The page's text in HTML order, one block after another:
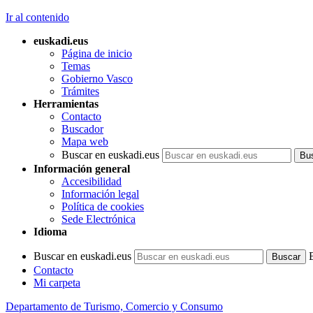
Ir al contenido
euskadi.eus
Página de inicio
Temas
Gobierno Vasco
Trámites
Herramientas
Contacto
Buscador
Mapa web
Buscar en euskadi.eus
Información general
Accesibilidad
Información legal
Política de cookies
Sede Electrónica
Idioma
Buscar en euskadi.eus
Contacto
Mi carpeta
Departamento de Turismo, Comercio y Consumo